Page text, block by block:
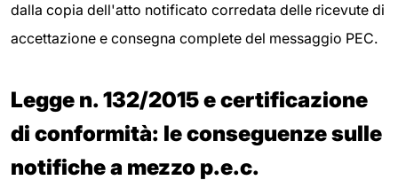
dalla copia dell'atto notificato corredata delle ricevute di
accettazione e consegna complete del messaggio PEC.
Legge n. 132/2015 e certificazione
di conformità: le conseguenze sulle
notifiche a mezzo p.e.c.